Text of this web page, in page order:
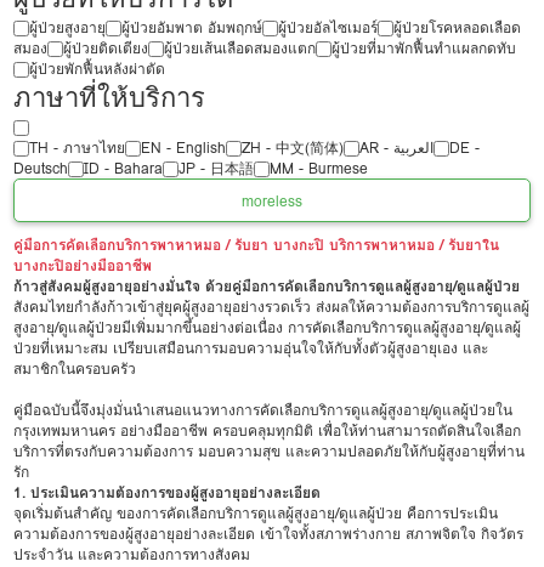
ผู้ป่วยสูงอายุ ผู้ป่วยอัมพาต อัมพฤกษ์ ผู้ป่วยอัลไซเมอร์
ผู้ป่วยโรคหลอดเลือด
สมอง
ผู้ป่วยติดเตียง ผู้ป่วยเส้นเลือดสมองแตก
ผู้ป่วยที่มาพักฟื้นทำแผลกดทับ
ผู้ป่วยพักฟื้นหลังผ่าตัด
ภาษาที่ให้บริการ
TH - ‏ภาษาไทย EN - English ZH - 中文(简体) ‏AR - ‏العربية‏
DE -
Deutsch
ID - Bahara JP - 日本語
MM - Burmese
moreless
คู่มือการคัดเลือกบริการพาหาหมอ / รับยา บางกะปิ บริการพาหาหมอ / รับยาใน
บางกะปิอย่างมืออาชีพ
ก้าวสู่สังคมผู้สูงอายุอย่างมั่นใจ ด้วยคู่มือการคัดเลือกบริการดูแลผู้สูงอายุ/ดูแลผู้ป่วย
สังคมไทยกำลังก้าวเข้าสู่ยุคผู้สูงอายุอย่างรวดเร็ว ส่งผลให้ความต้องการบริการดูแลผู้
สูงอายุ/ดูแลผู้ป่วยมีเพิ่มมากขึ้นอย่างต่อเนื่อง การคัดเลือกบริการดูแลผู้สูงอายุ/ดูแลผู้
ป่วยที่เหมาะสม เปรียบเสมือนการมอบความอุ่นใจให้กับทั้งตัวผู้สูงอายุเอง และ
สมาชิกในครอบครัว
คู่มือฉบับนี้จึงมุ่งมั่นนำเสนอแนวทางการคัดเลือกบริการดูแลผู้สูงอายุ/ดูแลผู้ป่วยใน
กรุงเทพมหานคร อย่างมืออาชีพ ครอบคลุมทุกมิติ เพื่อให้ท่านสามารถตัดสินใจเลือก
บริการที่ตรงกับความต้องการ มอบความสุข และความปลอดภัยให้กับผู้สูงอายุที่ท่าน
รัก
1. ประเมินความต้องการของผู้สูงอายุอย่างละเอียด
จุดเริ่มต้นสำคัญ ของการคัดเลือกบริการดูแลผู้สูงอายุ/ดูแลผู้ป่วย คือการประเมิน
ความต้องการของผู้สูงอายุอย่างละเอียด เข้าใจทั้งสภาพร่างกาย สภาพจิตใจ กิจวัตร
ประจำวัน และความต้องการทางสังคม